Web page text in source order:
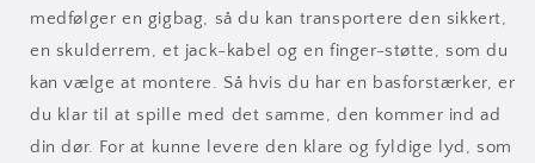
medfølger en gigbag, så du kan transportere den sikkert,
en skulderrem, et jack-kabel og en finger-støtte, som du
kan vælge at montere. Så hvis du har en basforstærker, er
du klar til at spille med det samme, den kommer ind ad
din dør. For at kunne levere den klare og fyldige lyd, som